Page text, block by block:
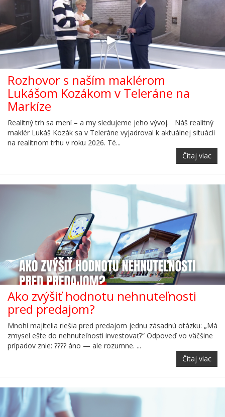
Rozhovor s naším maklérom
Lukášom Kozákom v Teleráne na
Markíze
Realitný trh sa mení – a my sledujeme jeho vývoj. Náš realitný
maklér Lukáš Kozák sa v Teleráne vyjadroval k aktuálnej situácii
na realitnom trhu v roku 2026. Té...
Čítaj viac
Ako zvýšiť hodnotu nehnuteľnosti
pred predajom?
Mnohí majitelia riešia pred predajom jednu zásadnú otázku: „Má
zmysel ešte do nehnuteľnosti investovať?“ Odpoveď vo väčšine
prípadov znie: ???? áno — ale rozumne. ...
Čítaj viac